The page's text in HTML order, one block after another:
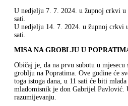
U nedjelju 7. 7. 2024. u župnoj crkvi u
sati.
U nedjelju 14. 7. 2024. u župnoj crkvi
sati.
MISA NA GROBLJU U
Običaj je, da na prvu subotu u mjesecu
groblju na Popratima. Ove godine će
toga istoga dana, u 11 sati će biti
mladomisnik je don Gabrijel Pavlović.
razumijevanju.